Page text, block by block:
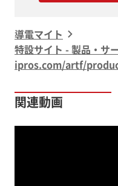
導電マイト
特設サイト - 製品・
ipros.com/artf/
関連動画